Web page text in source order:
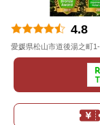
4.8
愛媛県松山市道後湯之町